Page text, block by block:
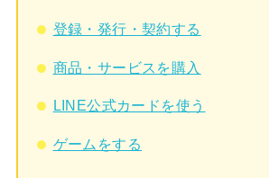
登録・発行・契約する
商品・サービスを購入
LINE公式カードを使う
ゲームをする